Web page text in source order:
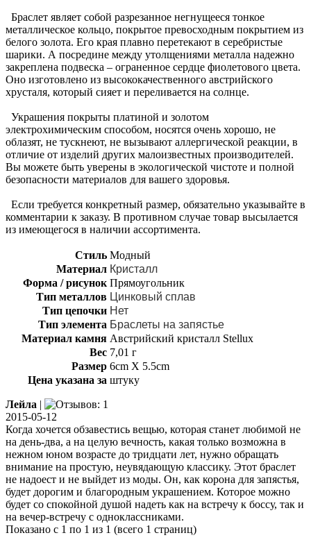
Браслет являет собой разрезанное негнущееся тонкое
металлическое кольцо, покрытое превосходным покрытием из
белого золота. Его края плавно перетекают в серебристые
шарики. А посредине между утолщениями металла надежно
закреплена подвеска – ограненное сердце фиолетового цвета.
Оно изготовлено из высококачественного австрийского
хрусталя, который сияет и переливается на солнце.
Украшения покрыты платиной и золотом
электрохимическим способом, носятся очень хорошо, не
облазят, не тускнеют, не вызывают аллергической реакции, в
отличие от изделий других малоизвестных производителей.
Вы можете быть уверены в экологической чистоте и полной
безопасности материалов для вашего здоровья.
Если требуется конкретный размер, обязательно указывайте в
комментарии к заказу. В противном случае товар высылается
из имеющегося в наличии ассортимента.
Стиль Модный
Материал Кристалл
Форма / рисунок Прямоугольник
Тип металлов Цинковый сплав
Тип цепочки Нет
Тип элемента Браслеты на запястье
Материал камня Австрийский кристалл Stellux
Вес 7,01 г
Размер 6cm X 5.5cm
Цена указана за штуку
Лейла |
2015-05-12
Когда хочется обзавестись вещью, которая станет любимой не
на день-два, а на целую вечность, какая только возможна в
нежном юном возрасте до тридцати лет, нужно обращать
внимание на простую, неувядающую классику. Этот браслет
не надоест и не выйдет из моды. Он, как корона для запястья,
будет дорогим и благородным украшением. Которое можно
будет со спокойной душой надеть как на встречу к боссу, так и
на вечер-встречу с одноклассниками.
Показано с 1 по 1 из 1 (всего 1 страниц)